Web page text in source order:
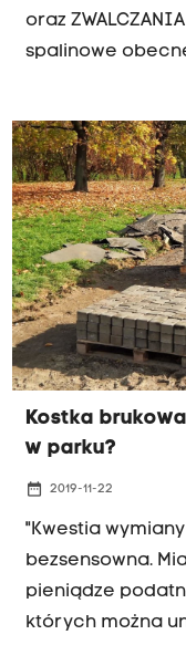
oraz
spalinowe
Kostka
w parku?
date_range 2019-11-22
"Kwestia
bezsensowna.
pieniądze
których można